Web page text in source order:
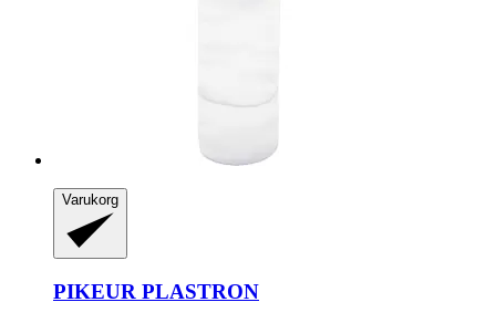
Varukorg
PIKEUR PLASTRON